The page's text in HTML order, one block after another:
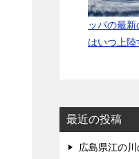
ッパの最
はいつ上陸
最近の投稿
広島県江の